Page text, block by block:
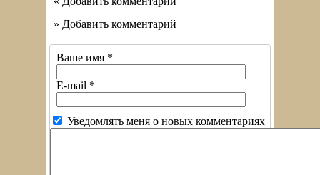
» Добавить комментарий
Ваше имя *
E-mail *
Уведомлять меня о новых комментариях